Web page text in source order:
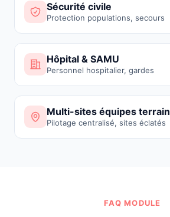
Sécurité civile
Protection populations, secours
Hôpital & SAMU
Personnel hospitalier, gardes
Multi-sites équipes terrain
Pilotage centralisé, sites éclatés
FAQ MODULE